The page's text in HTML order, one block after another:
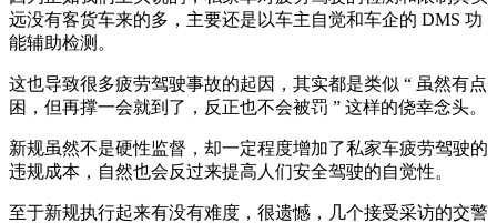
远没有客货车来的多，主要还是以车主自觉和车企的 DMS 功
能辅助检测。
这也导致很多疲劳驾驶事故的起因，其实都是类似 “ 虽然有点
困，但再撑一会就到了，反正也不会被罚 ” 这样的侥幸念头。
新规虽然不是硬性监督，却一定程度增加了私家车疲劳驾驶的
违规成本，自然也会反过来提高人们安全驾驶的自觉性。
至于新规执行起来有没有难度，很遗憾，几个接受采访的交警